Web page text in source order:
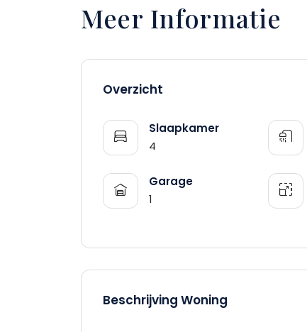
Meer Informatie
Overzicht
Slaapkamer
4
Garage
1
Beschrijving Woning